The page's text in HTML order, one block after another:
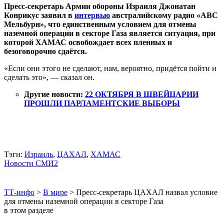
Пресс-секретарь Армии обороны Израиля Джонатан
Конрикус заявил в интервью австралийскому радио «ABC
Мельбурн», что единственным условием для отмены
наземной операции в секторе Газа является ситуация, при
которой ХАМАС освобождает всех пленных и
безоговорочно сдаётся.
«Если они этого не сделают, нам, вероятно, придётся пойти и
сделать это», — сказал он.
Другие новости: 22 ОКТЯБРЯ В ШВЕЙЦАРИИ
ПРОШЛИ ПАРЛАМЕНТСКИЕ ВЫБОРЫ
Тэги: Израиль, ЦАХАЛ, ХАМАС
Новости СМИ2
ТТ-инфо > В мире > Пресс-секретарь ЦАХАЛ назвал условие
для отмены наземной операции в секторе Газа
в этом разделе